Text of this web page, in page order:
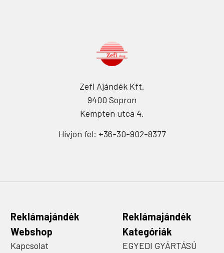
Zefi Ajándék Kft.
9400 Sopron
Kempten utca 4.
Hívjon fel: +36-30-902-8377
Reklámajándék
Webshop
Kapcsolat
Reklámajándék
Kategóriák
EGYEDI GYÁRTÁSÚ